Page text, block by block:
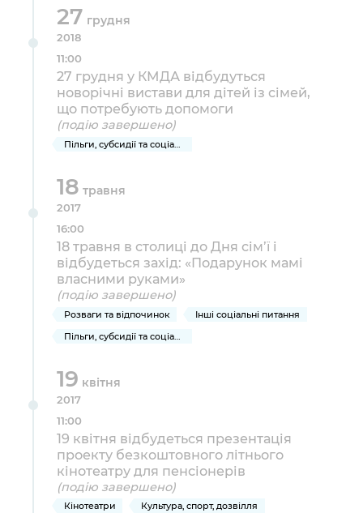
27 грудня
2018
11:00
27 грудня у КМДА відбудуться
новорічні вистави для дітей із сімей,
що потребують допомоги
(подію завершено)
Пільги, субсидії та соціальний захист
18 травня
2017
16:00
18 травня в столиці до Дня сім’ї і
відбудеться захід: «Подарунок мамі
власними руками»
(подію завершено)
Розваги та відпочинок
Інші соціальні питання
Пільги, субсидії та соціальний захист
19 квітня
2017
11:00
19 квітня відбудеться презентація
проекту безкоштовного літнього
кінотеатру для пенсіонерів
(подію завершено)
Кінотеатри
Культура, спорт, дозвілля